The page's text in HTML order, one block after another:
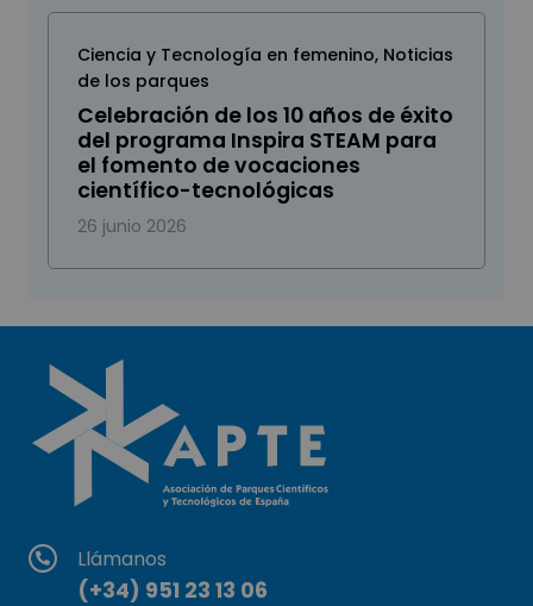
Ciencia y Tecnología en femenino, Noticias
de los parques
Celebración de los 10 años de éxito
del programa Inspira STEAM para
el fomento de vocaciones
científico-tecnológicas
26 junio 2026
Llámanos
(+34) 951 23 13 06